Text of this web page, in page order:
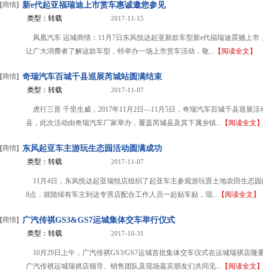
[商情] 新e代起亚福瑞迪上市赏车惠诚邀您参见
类型：转载 2017-11-15
凤凰汽车 运城商情：11月7日东风悦达起亚新款车型新e代福瑞迪震撼上市
让广大消费者了解这款车型，特举办一场上市赏车活动，敬... 【阅读全文】
[商情] 奇瑞汽车百城千县巡展芮城站圆满结束
类型：转载 2017-11-07
虎行三晋 千里生威，2017年11月2日—11月5日，奇瑞汽车百城千县巡展活
县，此次活动由奇瑞汽车厂家举办，覆盖芮城县及其下属乡镇... 【阅读全文】
[商情] 东风起亚车主游玩生态园活动圆满成功
类型：转载 2017-11-07
11月4日，东风悦达起亚瑞悦店组织了起亚车主参观游玩晋土地农田生态
8点，就陆续有车主到达专营店配合工作人员一起贴车贴，现... 【阅读全文】
[商情] 广汽传祺GS3&GS7运城集体交车举行仪式
类型：转载 2017-10-31
10月29日上午，广汽传祺GS3/GS7运城首批集体交车仪式在运城瑞祺店隆
广汽传祺运城瑞祺店领导、销售团队及现场嘉宾朋友们共同见... 【阅读全文】